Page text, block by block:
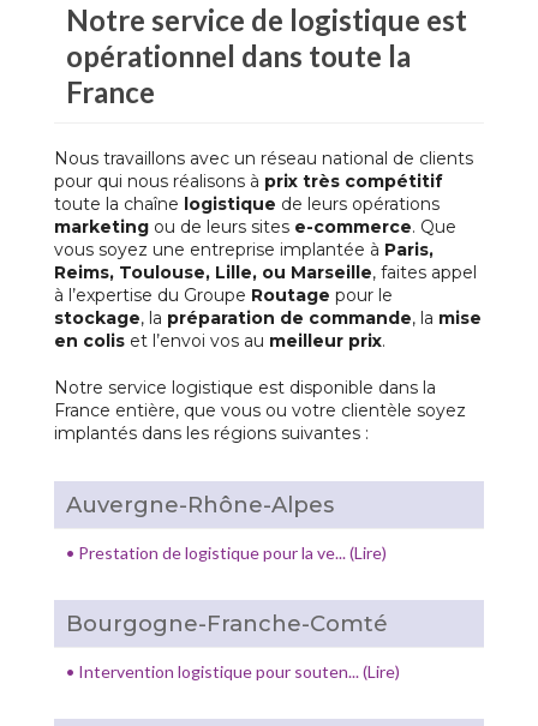
Notre service de logistique est
opérationnel dans toute la
France
Nous travaillons avec un réseau national de clients
pour qui nous réalisons à prix très compétitif
toute la chaîne logistique de leurs opérations
marketingou de leurs sites e-commerce. Que
vous soyez une entreprise implantée à Paris,
Reims, Toulouse, Lille, ou Marseille, faites appel
à l’expertise du Groupe Routage pour le
stockage, la préparation de commande, la mise
en coliset l’envoi vos au meilleur prix.
Notre service logistique est disponible dans la
France entière, que vous ou votre clientèle soyez
implantés dans les régions suivantes :
Auvergne-Rhône-Alpes
• Prestation de logistique pour la ve... (Lire)
Bourgogne-Franche-Comté
• Intervention logistique pour souten... (Lire)